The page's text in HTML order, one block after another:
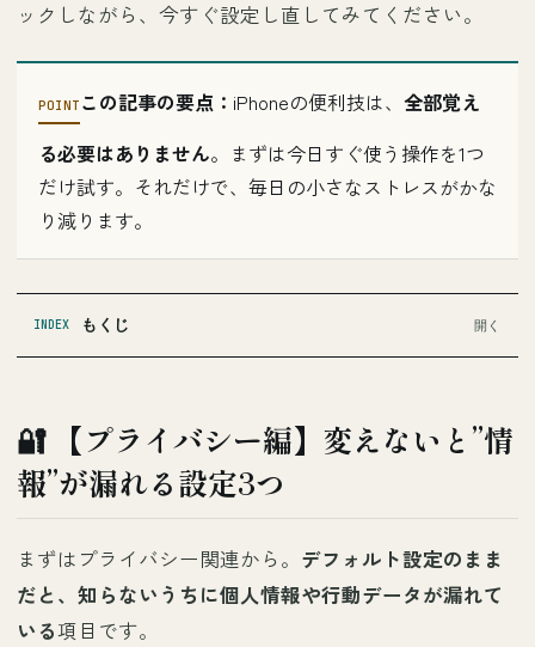
ックしながら、今すぐ設定し直してみてください。
この記事の要点： iPhoneの便利技は、 全部覚え
る必要はありません。まずは今日すぐ使う操作を1つ
だけ試す。それだけで、毎日の小さなストレスがかな
り減ります。
INDEX もくじ
🔐 【プライバシー編】変えないと”情
報”が漏れる設定3つ
まずはプライバシー関連から。 デフォルト設定のまま
だと、知らないうちに個人情報や行動データが漏れて
いる項目です。